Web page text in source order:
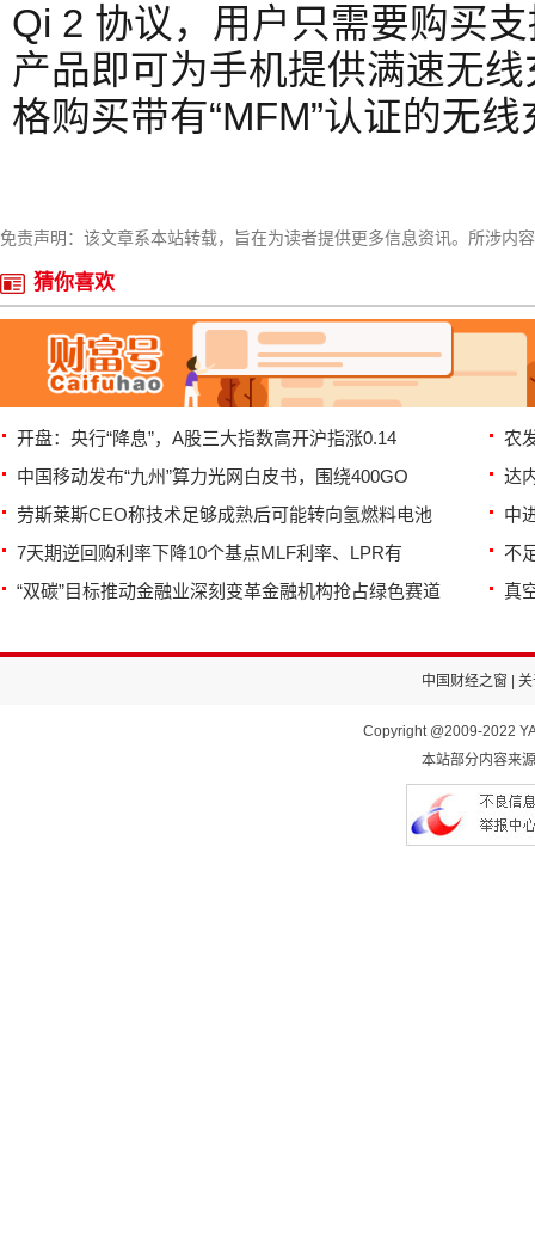
Qi 2 协议，用户只需要购买
产品即可为手机提供满速无
格购买带有“MFM”认证的无
免责声明：该文章系本站转载，旨在为读者提供更多信息资讯。所涉内
猜你喜欢
开盘：央行“降息”，A股三大指数高开沪指涨0.14
农
中国移动发布“九州”算力光网白皮书，围绕400GO
达
劳斯莱斯CEO称技术足够成熟后可能转向氢燃料电池
中
7天期逆回购利率下降10个基点MLF利率、LPR有
不
“双碳”目标推动金融业深刻变革金融机构抢占绿色赛道
真
中国财经之窗 关
Copyright @2009-2022
本站部分内容来